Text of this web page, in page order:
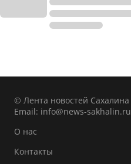
© Лента новостей Сахалина
Email: info@news-sakhalin.ru
О нас
Контакты